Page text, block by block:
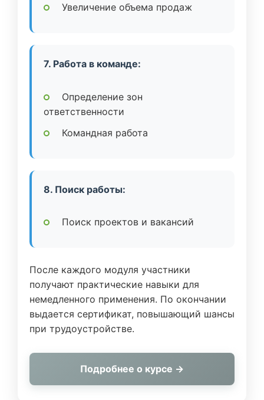
Увеличение объема продаж
7. Работа в команде:
Определение зон
ответственности
Командная работа
8. Поиск работы:
Поиск проектов и вакансий
После каждого модуля участники
получают практические навыки для
немедленного применения. По окончании
выдается сертификат, повышающий шансы
при трудоустройстве.
Подробнее о курсе →